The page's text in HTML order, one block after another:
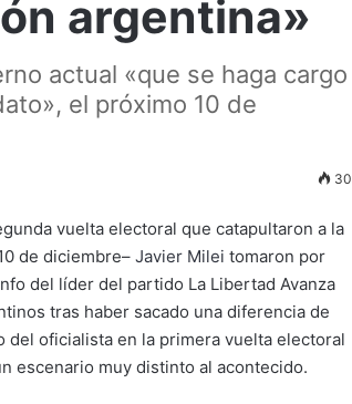
argentina»
actual «que se haga cargo
el próximo 10 de
30
vuelta electoral que catapultaron a la
de diciembre– Javier Milei tomaron por
del líder del partido La Libertad Avanza
tras haber sacado una diferencia de
del oficialista en la primera vuelta electoral
escenario muy distinto al acontecido.